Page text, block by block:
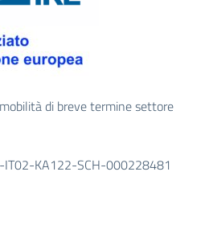
di breve termine settore
IT02-KA122-SCH-000228481